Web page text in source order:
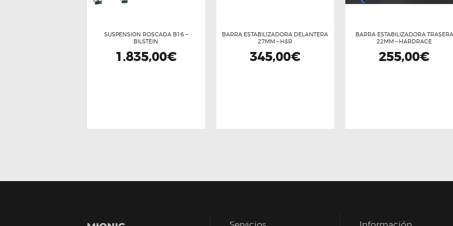
SUSPENSION ROSCADA B16 –
BILSTEIN
1.835,00€
BARRA ESTABILIZADORA DELANTERA
27MM – H&R
345,00€
BARRA ESTABILIZADORA TRASERA
22MM – HARDRACE
255,00€